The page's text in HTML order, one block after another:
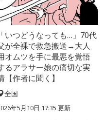
「いつどうなっても…」70代
が全裸で救急搬送→大人
オムツを手に最悪を覚悟
るアラサー娘の痛切な実
【作者に聞く】
全国
年5月10日 17:35 更新